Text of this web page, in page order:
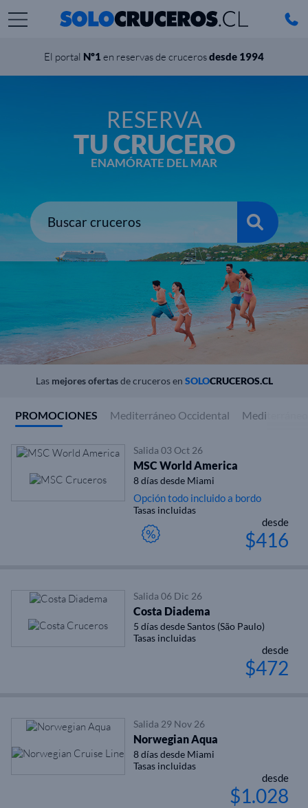
El portal Nº1 en reservas de crucerosdesde 1994
RESERVA
TU CRUCERO
ENAMÓRATE DEL MAR
Buscar cruceros
Las mejores ofertasde cruceros en SOLOCRUCEROS.CL
PROMOCIONES Mediterráneo Occidental
Salida 03 Oct 26
MSC World America
8 días desde Miami
Opción todo incluido a bordo
Tasas incluidas
desde
$416
Salida 06 Dic 26
Costa Diadema
5 días desde Santos (São Paulo)
Tasas incluidas
desde
$472
Salida 29 Nov 26
Norwegian Aqua
8 días desde Miami
Tasas incluidas
desde
$1.028